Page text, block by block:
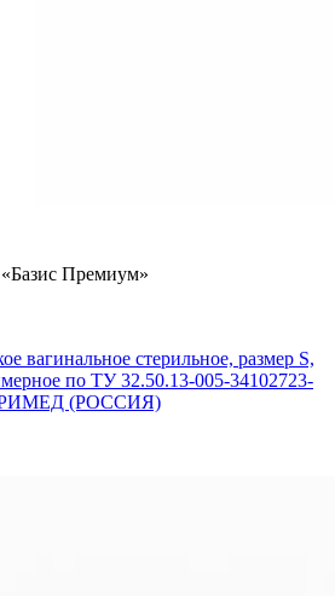
Премиум»
вагинальное стерильное, размер S,
по ТУ 32.50.13-005-34102723-
(РОССИЯ)